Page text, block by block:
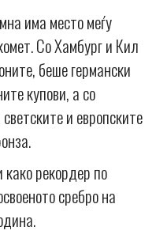
има место меѓу
Со Хамбург и Кил
беше германски
купови, а со
и европските
рекордер по
сребро на